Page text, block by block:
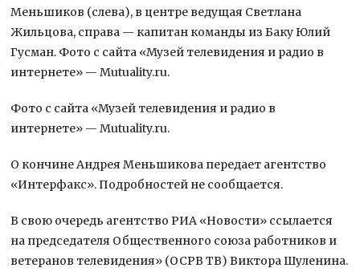
Меньшиков (слева), в центре ведущая Светлана
Жильцова, справа — капитан команды из Баку Юлий
Гусман. Фото с сайта «Музей телевидения и радио в
интернете» — Mutuality.ru.
Фото с сайта «Музей телевидения и радио в
интернете» — Mutuality.ru.
О кончинеАндрея Меньшикова передает агентство
«Интерфакс». Подробностей не сообщается.
В свою очередь агентство РИА «Новости» ссылается
на председателя Общественного союза работников и
ветеранов телевидения» (ОСРВ ТВ) Виктора Шуленина.